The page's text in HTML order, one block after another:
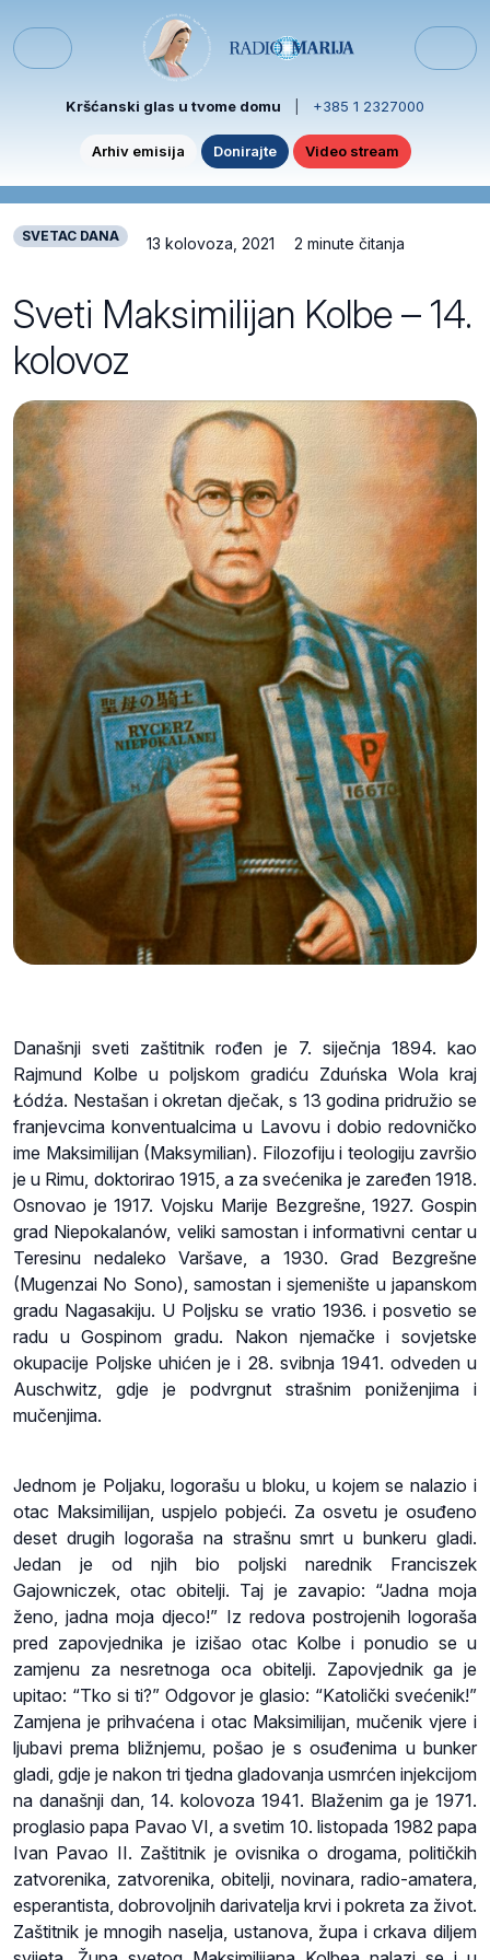
Menu
Kršćanski glas u tvome domu +385 1 2327000
Arhiv emisija Donirajte Video stream
SVETAC DANA 13 kolovoza, 2021 2 minute čitanja
Sveti Maksimilijan Kolbe – 14.
kolovoz
Današnji sveti zaštitnik rođen je 7. siječnja 1894. kao
Rajmund Kolbe u poljskom gradiću Zduńska Wola kraj
Łódźa. Nestašan i okretan dječak, s 13 godina pridružio se
franjevcima konventualcima u Lavovu i dobio redovničko
ime Maksimilijan (Maksymilian). Filozofiju i teologiju završio
je u Rimu, doktorirao 1915, a za svećenika je zaređen 1918.
Osnovao je 1917. Vojsku Marije Bezgrešne, 1927. Gospin
grad Niepokalanów, veliki samostan i informativni centar u
Teresinu nedaleko Varšave, a 1930. Grad Bezgrešne
(Mugenzai No Sono), samostan i sjemenište u japanskom
gradu Nagasakiju. U Poljsku se vratio 1936. i posvetio se
radu u Gospinom gradu. Nakon njemačke i sovjetske
okupacije Poljske uhićen je i 28. svibnja 1941. odveden u
Auschwitz, gdje je podvrgnut strašnim poniženjima i
mučenjima.
Jednom je Poljaku, logorašu u bloku, u kojem se nalazio i
otac Maksimilijan, uspjelo pobjeći. Za osvetu je osuđeno
deset drugih logoraša na strašnu smrt u bunkeru gladi.
Jedan je od njih bio poljski narednik Franciszek
Gajowniczek, otac obitelji. Taj je zavapio: “Jadna moja
ženo, jadna moja djeco!” Iz redova postrojenih logoraša
pred zapovjednika je izišao otac Kolbe i ponudio se u
zamjenu za nesretnoga oca obitelji. Zapovjednik ga je
upitao: “Tko si ti?” Odgovor je glasio: “Katolički svećenik!”
Zamjena je prihvaćena i otac Maksimilijan, mučenik vjere i
ljubavi prema bližnjemu, pošao je s osuđenima u bunker
gladi, gdje je nakon tri tjedna gladovanja usmrćen injekcijom
na današnji dan, 14. kolovoza 1941. Blaženim ga je 1971.
proglasio papa Pavao VI, a svetim 10. listopada 1982 papa
Ivan Pavao II. Zaštitnik je ovisnika o drogama, političkih
zatvorenika, zatvorenika, obitelji, novinara, radio-amatera,
esperantista, dobrovoljnih darivatelja krvi i pokreta za život.
Zaštitnik je mnogih naselja, ustanova, župa i crkava diljem